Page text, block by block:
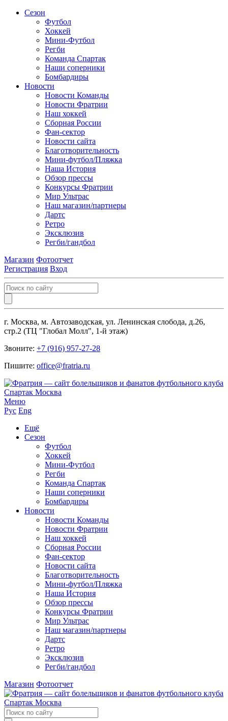
Сезон
Футбол
Хоккей
Мини-Футбол
Регби
Команда Спартак
Наши соперники
Бомбардиры
Новости
Новости Команды
Новости Фратрии
Наш хоккей
Сборная России
Фан-cектор
Новости сайта
Благотворительность
Мини-футбол/Пляжка
Наша История
Обзор прессы
Конкурсы Фратрии
Мир Ультрас
Наш магазин/партнеры
Дартс
Ретро
Эксклюзив
Регби/гандбол
Магазин Фотоотчет
Регистрация Вход
г. Москва, м. Автозаводская, ул. Ленинская слобода, д.26,
стр.2 (ТЦ "Глобал Молл", 1-й этаж)
Звоните: +7 (916) 957-27-28
Пишите: office@fratria.ru
Меню
Рус Eng
Ещё
Сезон
Футбол
Хоккей
Мини-Футбол
Регби
Команда Спартак
Наши соперники
Бомбардиры
Новости
Новости Команды
Новости Фратрии
Наш хоккей
Сборная России
Фан-cектор
Новости сайта
Благотворительность
Мини-футбол/Пляжка
Наша История
Обзор прессы
Конкурсы Фратрии
Мир Ультрас
Наш магазин/партнеры
Дартс
Ретро
Эксклюзив
Регби/гандбол
Магазин Фотоотчет